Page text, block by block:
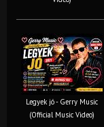
Legyek jó - Gerry Music
(Official Music Video)